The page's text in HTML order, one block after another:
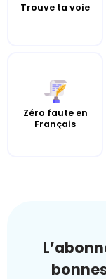
Trouve ta voie
Zéro faute en
Français